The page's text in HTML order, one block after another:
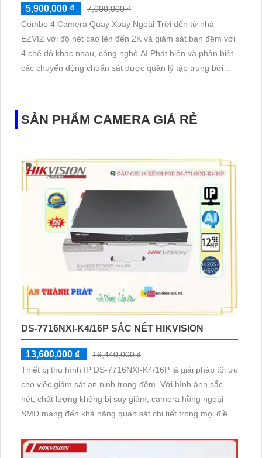
5,900,000 ₫
7,000,000 ₫
Combo 4 Camera Quay Xoay Ngoài Trời đến từ nhà
EZVIZ với độ nét cao lên đến 2K và giám sát ban đêm với
4 chế độ khác nhau, công nghệ AI Phát hiện và phân biệt
các chuyển động chuẩn sát được quản lý tập trung bởi
SẢN PHẨM CAMERA GIÁ RẺ
DS-7716NXI-K4/16P SẮC NÉT HIKVISION
13,600,000 ₫
19,440,000 ₫
Thiết bị thu hình IP DS-7716NXI-K4/16P là giải pháp tối ưu
cho việc giám sát an ninh trong đêm. Với hình ảnh sắc
nét, chất lượng không bị suy giảm, camera hồng ngoại
SMD mang đến khả năng quan sát chi tiết trong mọi điều
ứng nhu cầu lưu trữ dữ liệu lớn